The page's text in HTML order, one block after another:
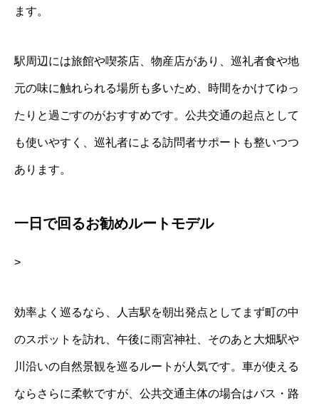
ます。
駅周辺には旅館や喫茶店、物産店があり、巡礼者食や地
元の味に触れられる場所も多いため、時間をかけてゆっ
たりと過ごすのがおすすめです。公共交通の起点として
も使いやすく、巡礼者による訪問者サポートも整いつつ
あります。
一日で回るお勧めルートモデル
>
効率よく巡るなら、人吉駅を朝出発点としてまず町の中
のスポットを訪れ、午後に雨宮神社、そのあと大畑駅や
川沿いの自然景観を巡るルートが人気です。車が使える
ならさらに柔軟ですが、公共交通主体の場合はバス・路